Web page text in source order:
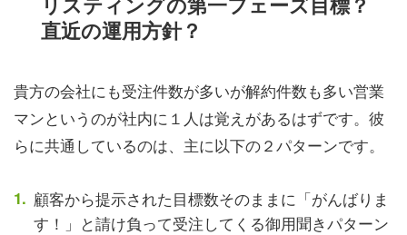
直近の運用方針？
貴方の会社にも受注件数が多いが解約件数も多い営業
マンというのが社内に１人は覚えがあるはずです。彼
らに共通しているのは、主に以下の２パターンです。
顧客から提示された目標数そのままに「がんばりま
す！」と請け負って受注してくる御用聞きパターン